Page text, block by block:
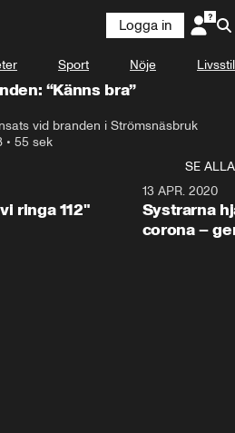
Logga in
Sport Nöje Livsstil
“Känns bra”
vid branden i Strömsnäsbruk
• 55 sek
SE ALLA
ringa 112"
13 APR. 2020
Systrarna
corona –